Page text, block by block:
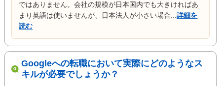
ではありません。会社の規模が日本国内でも大きければあ
まり英語は使いませんが、日本法人が小さい場合...詳細を
読む
Googleへの転職において実際にどのようなス
キルが必要でしょうか？